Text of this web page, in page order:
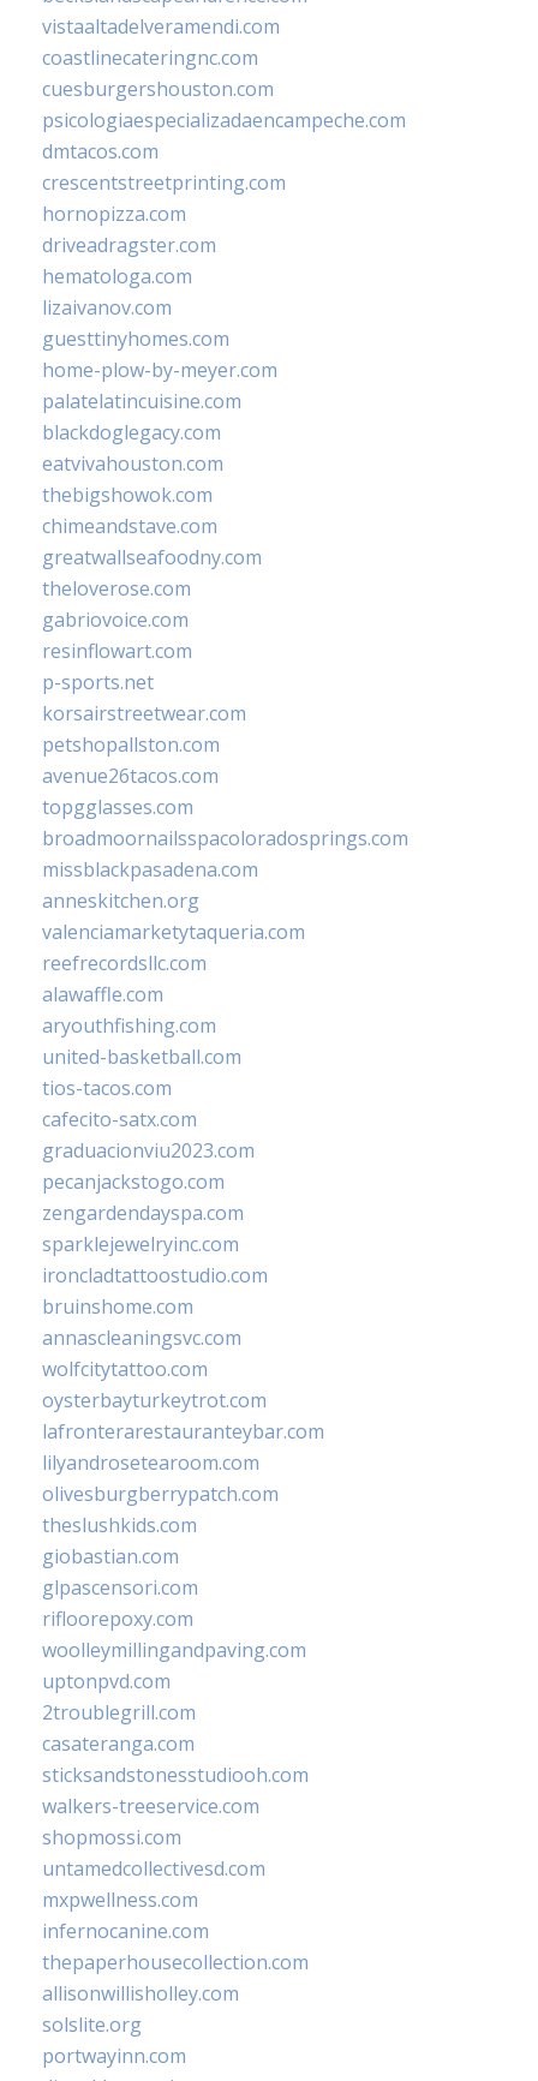
vistaaltadelveramendi.com
coastlinecateringnc.com
cuesburgershouston.com
psicologiaespecializadaencampeche.com
dmtacos.com
crescentstreetprinting.com
hornopizza.com
driveadragster.com
hematologa.com
lizaivanov.com
guesttinyhomes.com
home-plow-by-meyer.com
palatelatincuisine.com
blackdoglegacy.com
eatvivahouston.com
thebigshowok.com
chimeandstave.com
greatwallseafoodny.com
theloverose.com
gabriovoice.com
resinflowart.com
p-sports.net
korsairstreetwear.com
petshopallston.com
avenue26tacos.com
topgglasses.com
broadmoornailsspacoloradosprings.com
missblackpasadena.com
anneskitchen.org
valenciamarketytaqueria.com
reefrecordsllc.com
alawaffle.com
aryouthfishing.com
united-basketball.com
tios-tacos.com
cafecito-satx.com
graduacionviu2023.com
pecanjackstogo.com
zengardendayspa.com
sparklejewelryinc.com
ironcladtattoostudio.com
bruinshome.com
annascleaningsvc.com
wolfcitytattoo.com
oysterbayturkeytrot.com
lafronterarestauranteybar.com
lilyandrosetearoom.com
olivesburgberrypatch.com
theslushkids.com
giobastian.com
glpascensori.com
rifloorepoxy.com
woolleymillingandpaving.com
uptonpvd.com
2troublegrill.com
casateranga.com
sticksandstonesstudiooh.com
walkers-treeservice.com
shopmossi.com
untamedcollectivesd.com
mxpwellness.com
infernocanine.com
thepaperhousecollection.com
allisonwillisholley.com
solslite.org
portwayinn.com